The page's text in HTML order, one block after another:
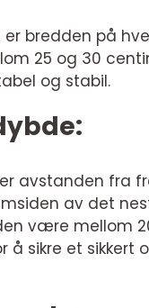
bredden på
25 og 30
og stabil.
avstanden fra
av det
være mellom
å sikre et sikkert